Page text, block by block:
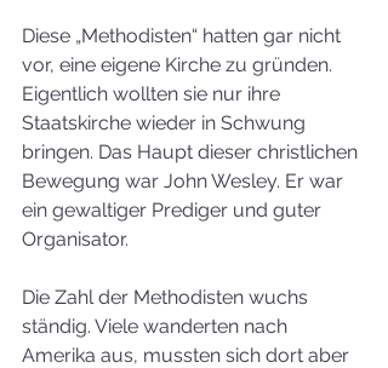
Diese „Methodisten“ hatten gar nicht
vor, eine eigene Kirche zu gründen.
Eigentlich wollten sie nur ihre
Staatskirche wieder in Schwung
bringen. Das Haupt dieser christlichen
Bewegung war John Wesley. Er war
ein gewaltiger Prediger und guter
Organisator.
Die Zahl der Methodisten wuchs
ständig. Viele wanderten nach
Amerika aus, mussten sich dort aber